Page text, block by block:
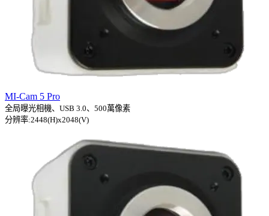
MI-Cam 5 Pro
全局曝光相機、USB 3.0、500萬像素
分辨率:2448(H)x2048(V)